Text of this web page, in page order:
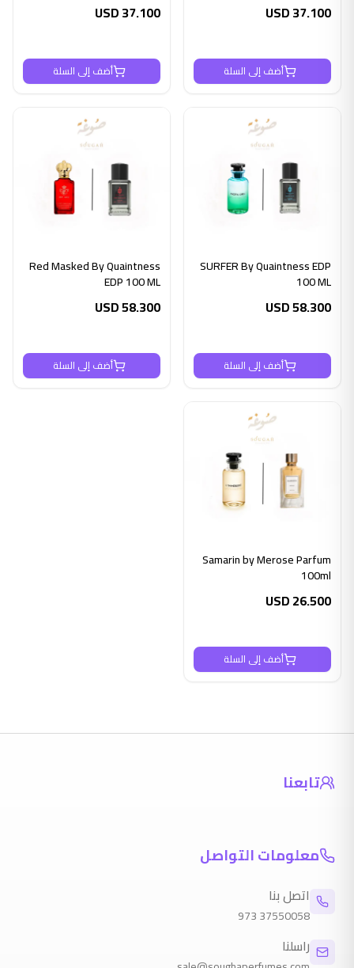
USD37.100
أضف إلى السلة
USD37.100
أضف إلى السلة
SURFER By Quaintness EDP
100 ML
USD58.300
أضف إلى السلة
Red Masked By Quaintness
EDP 100 ML
USD58.300
أضف إلى السلة
Samarin by Merose Parfum
100ml
USD26.500
أضف إلى السلة
تابعنا
معلومات التواصل
اتصل بنا
97337550058
راسلنا